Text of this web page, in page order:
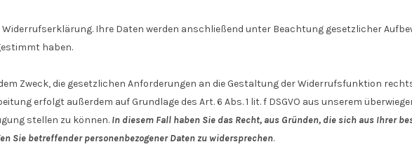
Ihre Daten werden anschließend unter Beachtung gesetzlicher
haben.
Zweck, die gesetzlichen Anforderungen an die Gestaltung der Widerrufsfunktion
erfolgt außerdem auf Grundlage des Art. 6 Abs. 1 lit. f DSGVO aus unserem
stellen zu können. In diesem Fall haben Sie das Recht, aus Gründen, die sich aus Ihrer
Sie betreffender personenbezogener Daten zu widersprechen.